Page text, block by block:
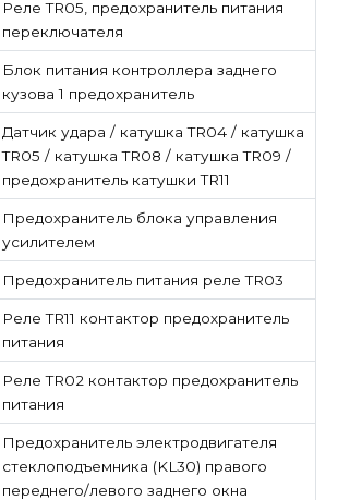
Реле TR05, предохранитель питания
переключателя
Блок питания контроллера заднего
кузова 1 предохранитель
Датчик удара / катушка TR04 / катушка
TR05 / катушка TR08 / катушка TR09 /
предохранитель катушки TR11
Предохранитель блока управления
усилителем
Предохранитель питания реле TR03
Реле TR11 контактор предохранитель
питания
Реле TR02 контактор предохранитель
питания
Предохранитель электродвигателя
стеклоподъемника (KL30) правого
переднего/левого заднего окна